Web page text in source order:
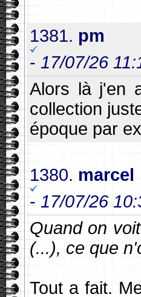
1381. pm
- 17/07/26
Alors là j'en
collection
époque par
1380. marcel
- 17/07/26
Quand on
(...), ce que
Tout a fait.